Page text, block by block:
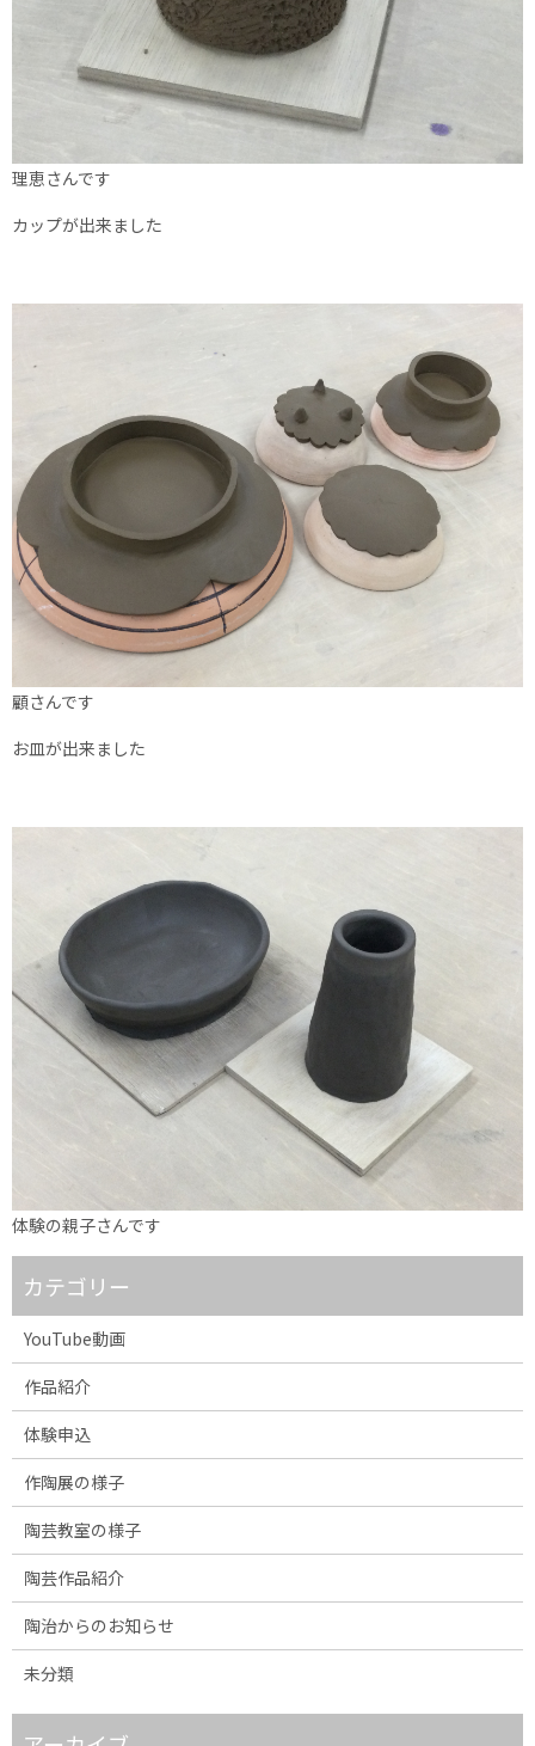
理恵さんです
カップが出来ました
顧さんです
お皿が出来ました
体験の親子さんです
カテゴリー
YouTube動画
作品紹介
体験申込
作陶展の様子
陶芸教室の様子
陶芸作品紹介
陶治からのお知らせ
未分類